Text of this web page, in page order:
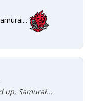
up, Samurai...